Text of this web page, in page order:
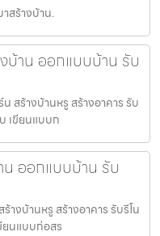
สร้างบ้าน.
บ้าน ออกแบบบ้าน รับ
สร้างบ้านหรู สร้างอาคาร รับ
เขียนแบบก
น ออกแบบบ้าน รับ
างบ้านหรู สร้างอาคาร รับรีโน
ยนแบบก่อสร